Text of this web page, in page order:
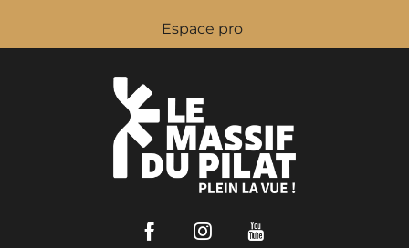
Espace pro
FacebookInstagram